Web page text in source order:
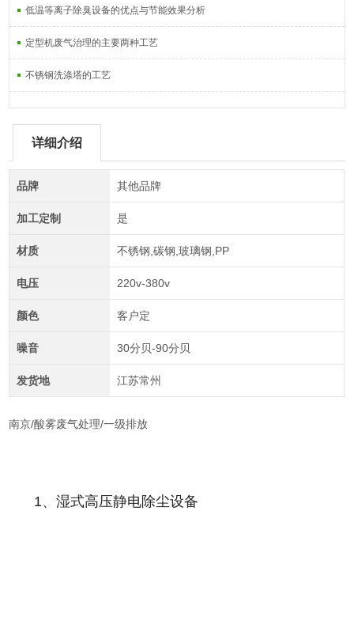
低温等离子除臭设备的优点与节能效果分析
定型机废气治理的主要两种工艺
不锈钢洗涤塔的工艺
详细介绍
品牌 其他品牌
加工定制 是
材质 不锈钢,碳钢,玻璃钢,PP
电压 220v-380v
颜色 客户定
噪音 30分贝-90分贝
发货地 江苏常州
南京/酸雾废气处理/一级排放
1、湿式高压静电除尘设备